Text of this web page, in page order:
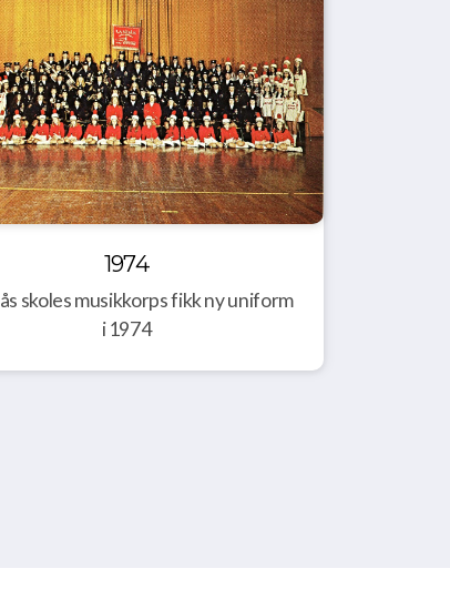
1974
skoles musikkorps fikk ny uniform
i 1974